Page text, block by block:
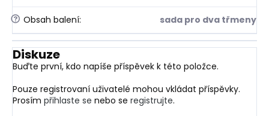
? Obsah balení: sada pro dva třmeny
Diskuze
Buďte první, kdo napíše příspěvek k této položce.
Pouze registrovaní uživatelé mohou vkládat příspěvky.
Prosím přihlaste se nebo se registrujte.